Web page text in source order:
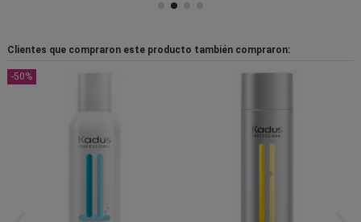
Clientes que compraron este producto también compraron:
-50%